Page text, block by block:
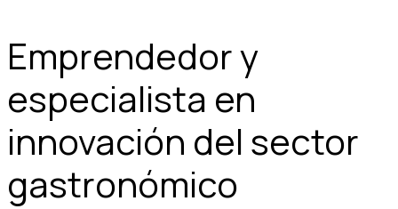
Emprendedor y
especialista en
innovación del sector
gastronómico